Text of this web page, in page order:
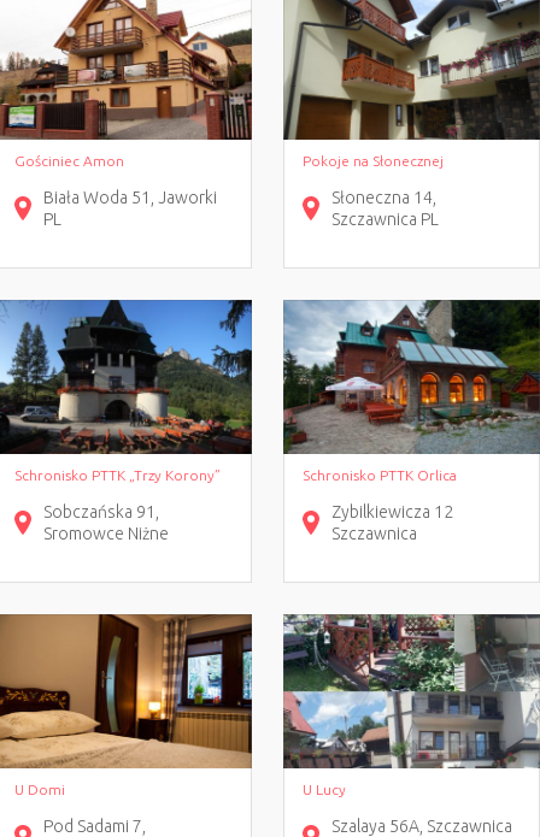
Gościniec Amon
Biała Woda 51 Jaworki
PL
Pokoje na Słonecznej
Słoneczna 14
Szczawnica PL
Schronisko PTTK „Trzy Korony”
Sobczańska 91
Sromowce Niżne
Schronisko PTTK Orlica
Zybilkiewicza 12
Szczawnica
U Domi
Pod Sadami 7
U Lucy
Szalaya 56A Szczawnica